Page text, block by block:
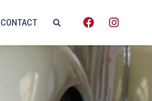
CONTACT